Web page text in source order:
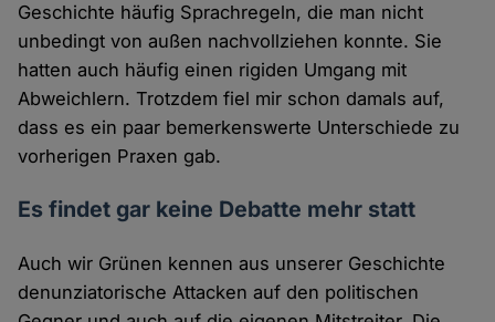
Geschichte häufig Sprachregeln, die man nicht
unbedingt von außen nachvollziehen konnte. Sie
hatten auch häufig einen rigiden Umgang mit
Abweichlern. Trotzdem fiel mir schon damals auf,
dass es ein paar bemerkenswerte Unterschiede zu
vorherigen Praxen gab.
Es findet gar keine Debatte mehr statt
Auch wir Grünen kennen aus unserer Geschichte
denunziatorische Attacken auf den politischen